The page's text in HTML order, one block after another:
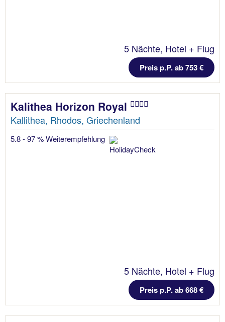
5 Nächte, Hotel + Flug
Preis p.P. ab 753 €
Kalithea Horizon Royal
Kallithea, Rhodos, Griechenland
5.8 - 97 % Weiterempfehlung
5 Nächte, Hotel + Flug
Preis p.P. ab 668 €